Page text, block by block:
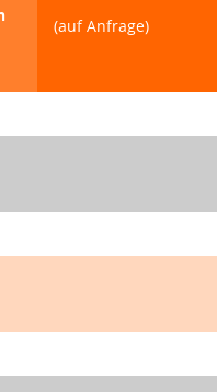
(auf Anfrage)